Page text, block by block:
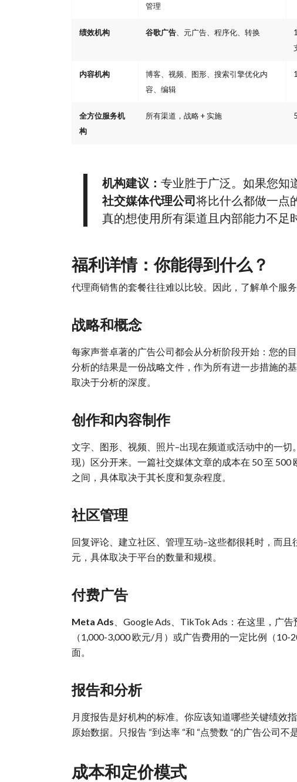
管理
绩效机构 谷歌广告 、元广告、程序化、转换
内容机构
博客、视频、图形、搜索引擎优化内
容、编辑
全方位服务机
构
所有渠道，战略 + 实施
机构建议： 专业胜于广泛。如果您知
社交媒体代理公司将比什么都做一点
真的想使用所有渠道且内部能力不足
福利详情：你能得到什么？
代理商销售的套餐往往难以比较。因此，了解单个服
战略和概念
每家声誉卓著的广告公司都会从分析阶段开始：您的
分析的结果是一份战略文件，作为所有进一步措施的
取决于分析的深度。
创作和内容制作
文字、图形、视频、照片–出现在频道或活动中的一
现）区分开来。一篇社交媒体文章的成本在 50 至 500
之间，具体取决于其长度和复杂程度。
社区管理
回复评论、建立社区、管理互动–这些都很耗时，而且
元，具体取决于平台的数量和规模。
付费广告
Meta Ads 、Google Ads、TikTok Ads：在这里，广
（1,000-3,000 欧元/月）或广告费用的一定比例（
面。
报告和分析
月度报告是好机构的标准。你应该知道哪些关键绩效
原始数据。只报告 “到达率 “和 “点赞数 “的广告公司不
成本和定价模式